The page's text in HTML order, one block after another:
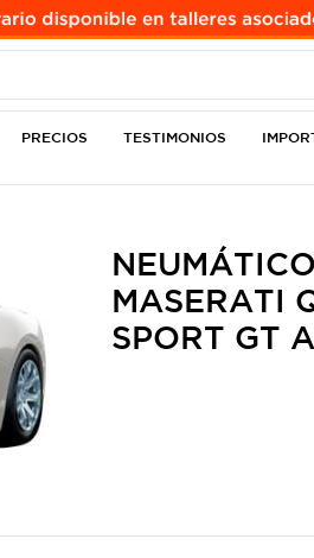
PRECIOS TESTIMONIOS
MASERATI
SPORT GT